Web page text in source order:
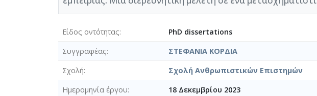
Είδος οντότητας
PhD dissertations
Συγγραφέας
ΣΤΕΦΑΝΙΑ ΚΟΡΔΙΑ
Σχολή
Σχολή Ανθρωπιστικών Επιστημών
Ημερομηνία έργου
18 Δεκεμβρίου 2023